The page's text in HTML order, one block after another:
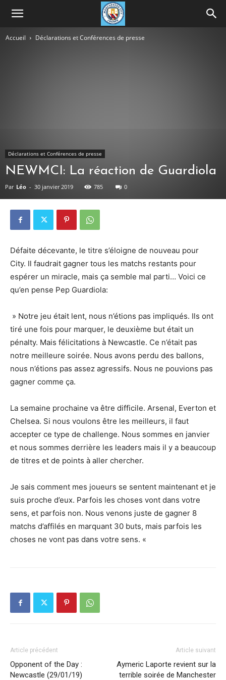
Accueil Déclarations et Conférences de presse
Déclarations et Conférences de presse
NEWMCI: La réaction de Guardiola
Par Léo - 30 janvier 2019 785 0
Défaite décevante, le titre s’éloigne de nouveau pour
City. Il faudrait gagner tous les matchs restants pour
espérer un miracle, mais ça semble mal parti… Voici ce
qu’en pense Pep Guardiola:
» Notre jeu était lent, nous n’étions pas impliqués. Ils ont
tiré une fois pour marquer, le deuxième but était un
pénalty. Mais félicitations à Newcastle. Ce n’était pas
notre meilleure soirée. Nous avons perdu des ballons,
nous n’étions pas assez agressifs. Nous ne pouvions pas
gagner comme ça.
La semaine prochaine va être difficile. Arsenal, Everton et
Chelsea. Si nous voulons être les meilleurs, il faut
accepter ce type de challenge. Nous sommes en janvier
et nous sommes derrière les leaders mais il y a beaucoup
de titres et de points à aller chercher.
Je sais comment mes joueurs se sentent maintenant et je
suis proche d’eux. Parfois les choses vont dans votre
sens, et parfois non. Nous venons juste de gagner 8
matchs d’affilés en marquant 30 buts, mais parfois les
choses ne vont pas dans votre sens. «
Article précédent
Opponent of the Day :
Newcastle (29/01/19)
Article suivant
Aymeric Laporte revient sur la
terrible soirée de Manchester